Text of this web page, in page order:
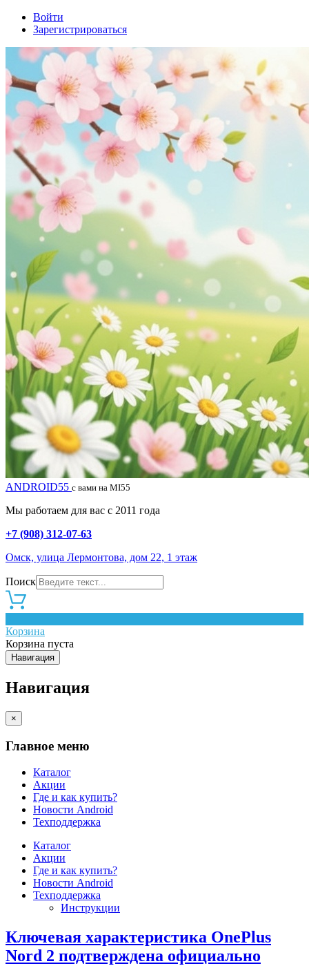
Войти
Зарегистрироваться
ANDROID55 с вами на MI55
Мы работаем для вас с 2011 года
+7 (908) 312-07-63
Омск, улица Лермонтова, дом 22, 1 этаж
Поиск
Корзина
Корзина пуста
Навигация
Навигация
×
Главное меню
Каталог
Акции
Где и как купить?
Новости Android
Техподдержка
Каталог
Акции
Где и как купить?
Новости Android
Техподдержка
Инструкции
Ключевая характеристика OnePlus
Nord 2 подтверждена официально